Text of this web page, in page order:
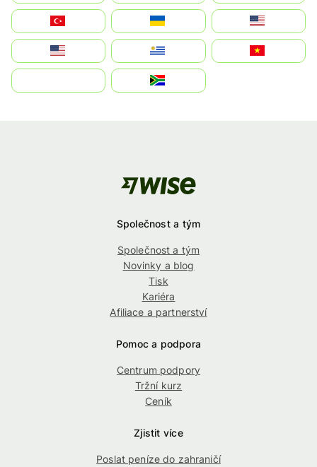
Türkiye
Україна
United States
Estados Unidos
Uruguay
Việt Nam
بالعربية
South Africa
Společnost a tým
Společnost a tým
Novinky a blog
Tisk
Kariéra
Afiliace a partnerství
Pomoc a podpora
Centrum podpory
Tržní kurz
Ceník
Zjistit více
Poslat peníze do zahraničí